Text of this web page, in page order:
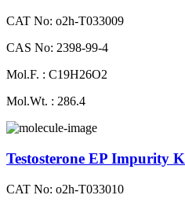
CAT No: o2h-T033009
CAS No: 2398-99-4
Mol.F. : C19H26O2
Mol.Wt. : 286.4
Testosterone EP Impurity K
CAT No: o2h-T033010